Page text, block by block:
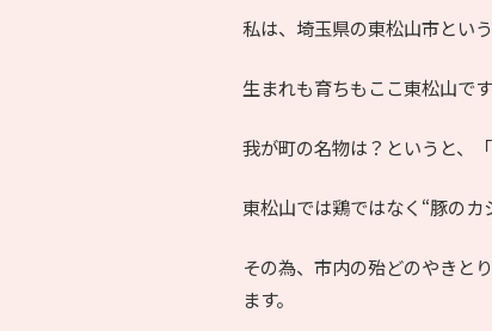
私は、埼玉県の東松山市とい
生まれも育ちもここ東松山です
我が町の名物は？というと、
東松山では鶏ではなく“豚のカ
その為、市内の殆どのやきと
ます。